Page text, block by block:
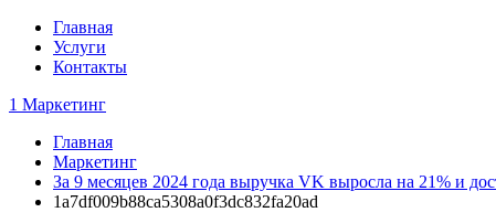
Главная
Услуги
Контакты
1 Маркетинг
Главная
Маркетинг
За 9 месяцев 2024 года выручка VK выросла на 21% и
1a7df009b88ca5308a0f3dc832fa20ad